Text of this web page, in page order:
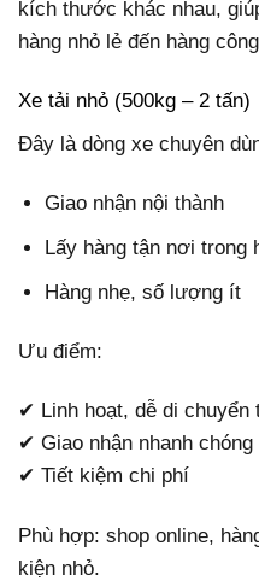
kích thước khác nhau,
hàng nhỏ lẻ đến hàng
Xe tải nhỏ (500kg – 2 tấn)
Đây là dòng xe chuyên
Giao nhận nội thành
Lấy hàng tận nơi trong
Hàng nhẹ, số lượng ít
Ưu điểm:
✔ Linh hoạt, dễ di chuyển
✔ Giao nhận nhanh chóng
✔ Tiết kiệm chi phí
Phù hợp: shop online,
kiện nhỏ.